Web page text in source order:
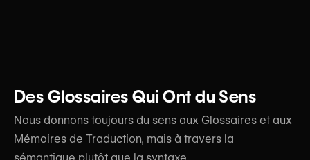
Des Glossaires Qui Ont du Sens
Nous donnons toujours du sens aux Glossaires et aux
Mémoires de Traduction, mais à travers la